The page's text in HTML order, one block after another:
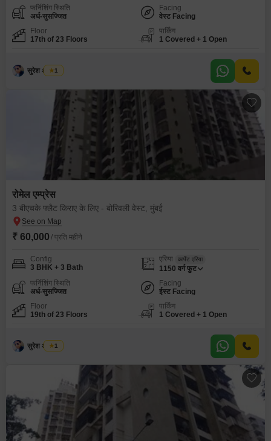
फर्निशिंग स्थिति
अर्ध-सुसज्जित
Facing
वेस्ट Facing
Floor
17th of 23 Floors
पार्किंग
1 Covered + 1 Open
सुरेश अ तायडे
1
रोमेल एम्प्रेस
3 बीएचके फ्लैट किराए के लिए - बोरिवली वेस्ट, मुंबई
₹ 60,000 / प्रति महीने
Config
3 BHK + 3 Bath
एरिया कार्पेट एरिया
1150 वर्ग फुट
फर्निशिंग स्थिति
अर्ध-सुसज्जित
Facing
ईस्ट Facing
Floor
19th of 23 Floors
पार्किंग
1 Covered + 1 Open
सुरेश अ तायडे
1